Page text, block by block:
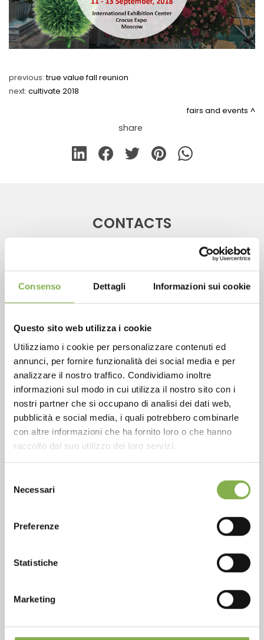
Consenso Dettagli Informazioni sui cookie
Questo sito web utilizza i cookie
Utilizziamo i cookie per personalizzare contenuti ed
annunci, per fornire funzionalità dei social media e per
analizzare il nostro traffico. Condividiamo inoltre
informazioni sul modo in cui utilizza il nostro sito con i
nostri partner che si occupano di analisi dei dati web,
pubblicità e social media, i quali potrebbero combinarle
con altre informazioni che ha fornito loro o che hanno
raccolto dal suo utilizzo dei loro servizi.
delNecessari
Preferenze
Statistiche
Marketing
previous:true value fall reunion
next: cultivate 2018
fairs and events
share
CONTACTS
Phone
SERVICES